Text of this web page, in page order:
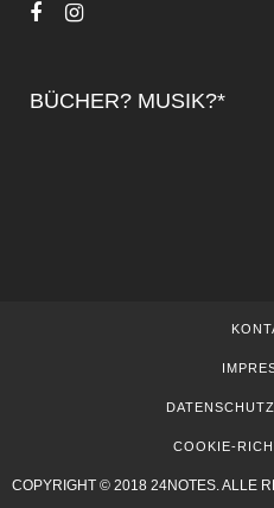
BÜCHER? MUSIK?*
COOKIE-
COPYRIGHT © 2018 24NOTES. ALLE